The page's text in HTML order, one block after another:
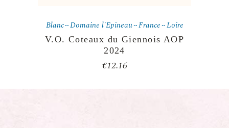
Blanc Domaine l'Epineau France Loire
V.O. Coteaux du Giennois AOP
2024
€12.16